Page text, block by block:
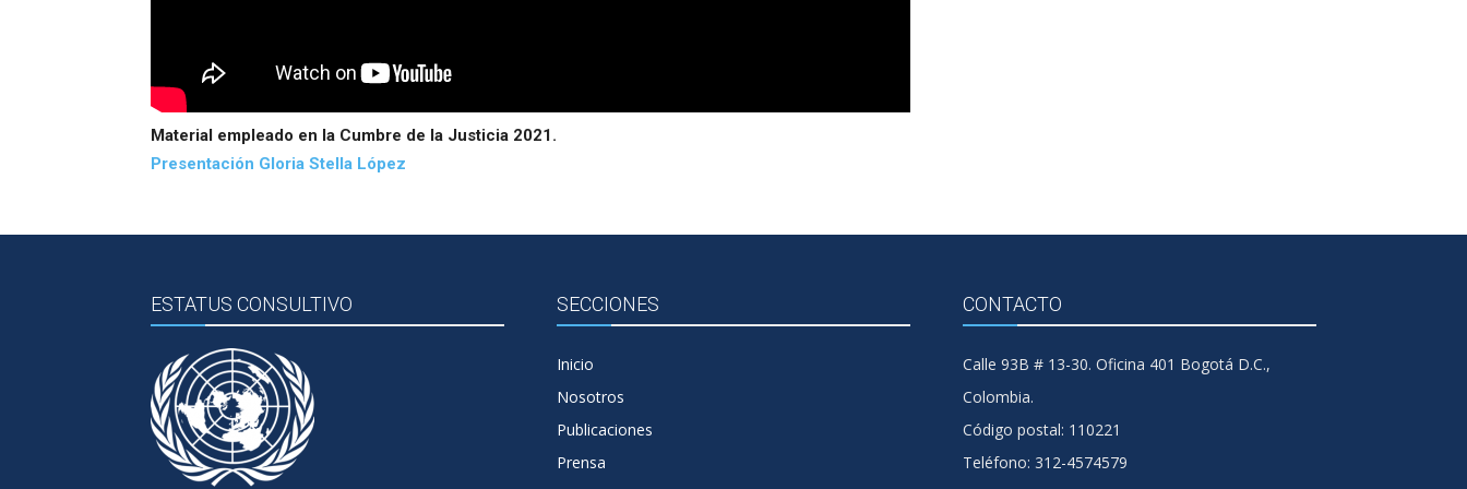
Material empleado en la Cumbre de la Justicia 2021.
Presentación Gloria Stella López
ESTATUS CONSULTIVO SECCIONES
Inicio
Nosotros
Publicaciones
Prensa
CONTACTO
Calle 93B # 13-30. Oficina 401 Bogotá D.C.,
Colombia.
Código postal: 110221
Teléfono: 312-4574579